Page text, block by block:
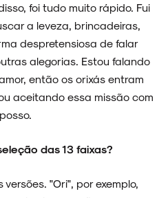
foi tudo muito rápido. Fui
a leveza, brincadeiras,
despretensiosa de falar
alegorias. Estou falando
então os orixás entram
aceitando essa missão com
das 13 faixas?
"Ori", por exemplo,